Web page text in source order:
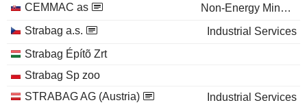
CEMMAC as
Non-Energy Minerals
Strabag a.s.
Industrial Services
Strabag Építõ Zrt
Strabag Sp zoo
STRABAG AG (Austria)
Industrial Services